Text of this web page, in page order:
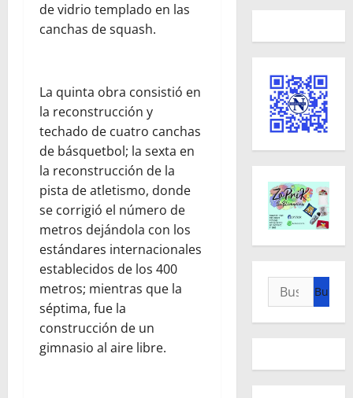
de vidrio templado en las
canchas de squash.
La quinta obra consistió en
la reconstrucción y
techado de cuatro canchas
de básquetbol; la sexta en
la reconstrucción de la
pista de atletismo, donde
se corrigió el número de
metros dejándola con los
estándares internacionales
establecidos de los 400
metros; mientras que la
séptima, fue la
construcción de un
gimnasio al aire libre.
Buscar: